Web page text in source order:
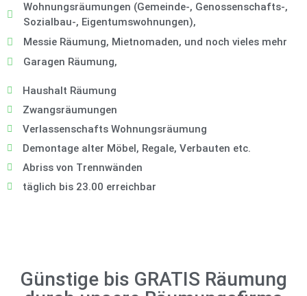
Wohnungsräumungen (Gemeinde-, Genossenschafts-,
Sozialbau-, Eigentumswohnungen),
Messie Räumung, Mietnomaden, und noch vieles mehr
Garagen Räumung,
Haushalt Räumung
Zwangsräumungen
Verlassenschafts Wohnungsräumung
Demontage alter Möbel, Regale, Verbauten etc.
Abriss von Trennwänden
täglich bis 23.00 erreichbar
Günstige bis GRATIS Räumung